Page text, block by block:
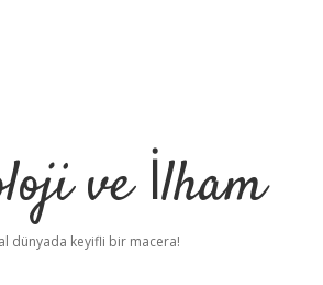
ve İlham
dünyada keyifli bir macera!